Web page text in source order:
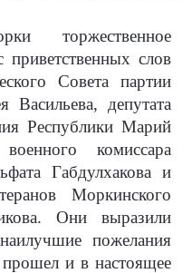
торжественное
слов
Совета партии
Васильева, депутата
Республики Марий
комиссара
Габдулхакова и
Моркинского
Они выразили
пожелания
и в настоящее